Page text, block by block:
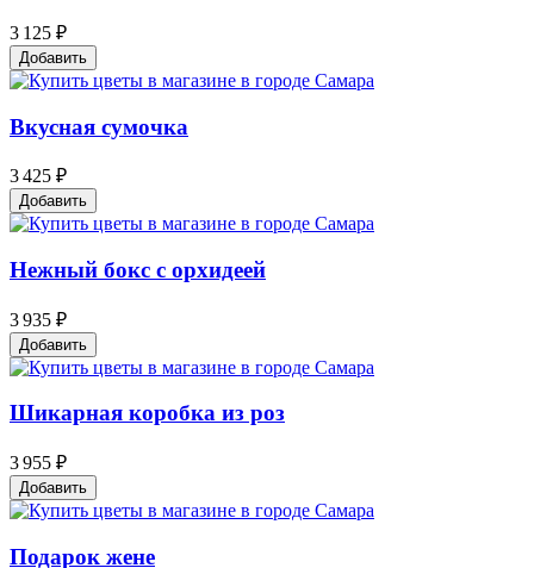
3 125 ₽
Добавить
Вкусная сумочка
3 425 ₽
Добавить
Нежный бокс с орхидеей
3 935 ₽
Добавить
Шикарная коробка из роз
3 955 ₽
Добавить
Подарок жене